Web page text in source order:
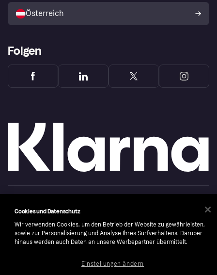
Österreich
Folgen
number: 556737-0431
CookiesKlarna.com
Cookies und Datenschutz
Wir verwenden Cookies, um den Betrieb der Website zu gewährleisten,
sowie zur Personalisierung und Analyse Ihres Surfverhaltens. Darüber
hinaus werden auch Daten an unsere Werbepartner übermittelt.
Einstellungen ändern